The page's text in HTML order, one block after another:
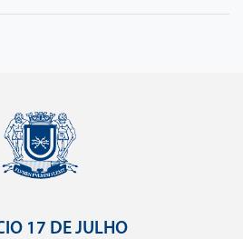
17 DE JULHO